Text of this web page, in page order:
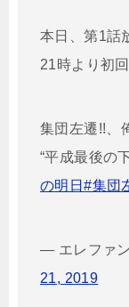
本日、第1話
21時より初
集団左遷!!、
“平成最後の
の明日#集団
— エレファ
21, 2019